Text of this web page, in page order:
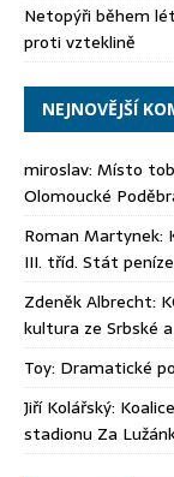
Netopýři během
proti vzteklině
NEJNOVĚJŠÍ
miroslav: Místo
Olomoucké
Roman Martynek:
III. tříd. Stát
Zdeněk Albrecht:
kultura ze Srbské
Toy: Dramatické
Jiří Kolářský:
stadionu Za